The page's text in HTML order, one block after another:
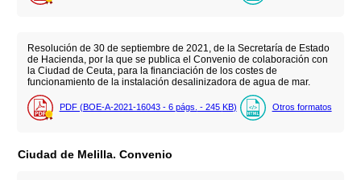
Resolución de 30 de septiembre de 2021, de la Secretaría de Estado
de Hacienda, por la que se publica el Convenio de colaboración con
la Ciudad de Ceuta, para la financiación de los costes de
funcionamiento de la instalación desalinizadora de agua de mar.
PDF (BOE-A-2021-16043 - 6 págs. - 245 KB) Otros formatos
Ciudad de Melilla. Convenio